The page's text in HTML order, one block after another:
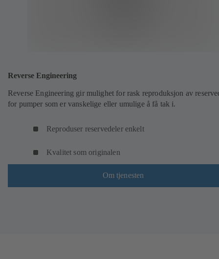
Reverse Engineering
Reverse Engineering gir mulighet for rask reproduksjon av
for pumper som er vanskelige eller umulige å få tak i.
Reproduser reservedeler enkelt
Kvalitet som originalen
Om tjenesten